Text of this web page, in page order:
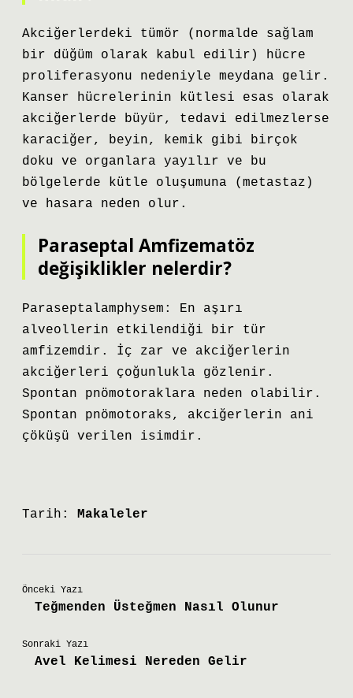
Akciğerlerdeki tümör (normalde sağlam
bir düğüm olarak kabul edilir) hücre
proliferasyonu nedeniyle meydana gelir.
Kanser hücrelerinin kütlesi esas olarak
akciğerlerde büyür, tedavi edilmezlerse
karaciğer, beyin, kemik gibi birçok
doku ve organlara yayılır ve bu
bölgelerde kütle oluşumuna (metastaz)
ve hasara neden olur.
Paraseptal Amfizematöz
değişiklikler nelerdir?
Paraseptalamphysem: En aşırı
alveollerin etkilendiği bir tür
amfizemdir. İç zar ve akciğerlerin
akciğerleri çoğunlukla gözlenir.
Spontan pnömotoraklara neden olabilir.
Spontan pnömotoraks, akciğerlerin ani
çöküşü verilen isimdir.
Tarih: Makaleler
Önceki Yazı
Teğmenden Üsteğmen Nasıl Olunur
Sonraki Yazı
Avel Kelimesi Nereden Gelir